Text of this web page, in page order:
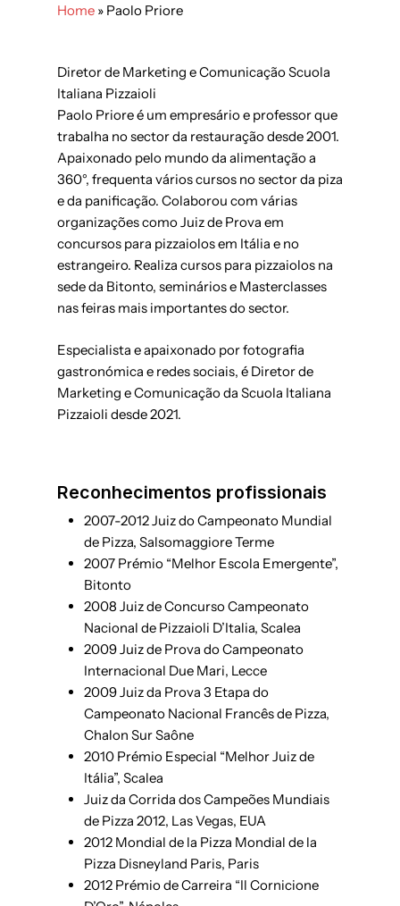
Home » Paolo Priore
Diretor de Marketing e Comunicação Scuola
Italiana Pizzaioli
Paolo Priore é um empresário e professor que
trabalha no sector da restauração desde 2001.
Apaixonado pelo mundo da alimentação a
360°, frequenta vários cursos no sector da piza
e da panificação. Colaborou com várias
organizações como Juiz de Prova em
concursos para pizzaiolos em Itália e no
estrangeiro. Realiza cursos para pizzaiolos na
sede da Bitonto, seminários e Masterclasses
nas feiras mais importantes do sector.
Especialista e apaixonado por fotografia
gastronómica e redes sociais, é Diretor de
Marketing e Comunicação da Scuola Italiana
Pizzaioli desde 2021.
Reconhecimentos profissionais
2007-2012 Juiz do Campeonato Mundial
de Pizza, Salsomaggiore Terme
2007 Prémio “Melhor Escola Emergente”,
Bitonto
2008 Juiz de Concurso Campeonato
Nacional de Pizzaioli D’Italia, Scalea
2009 Juiz de Prova do Campeonato
Internacional Due Mari, Lecce
2009 Juiz da Prova 3 Etapa do
Campeonato Nacional Francês de Pizza,
Chalon Sur Saône
2010 Prémio Especial “Melhor Juiz de
Itália”, Scalea
Juiz da Corrida dos Campeões Mundiais
de Pizza 2012, Las Vegas, EUA
2012 Mondial de la Pizza Mondial de la
Pizza Disneyland Paris, Paris
2012 Prémio de Carreira “Il Cornicione